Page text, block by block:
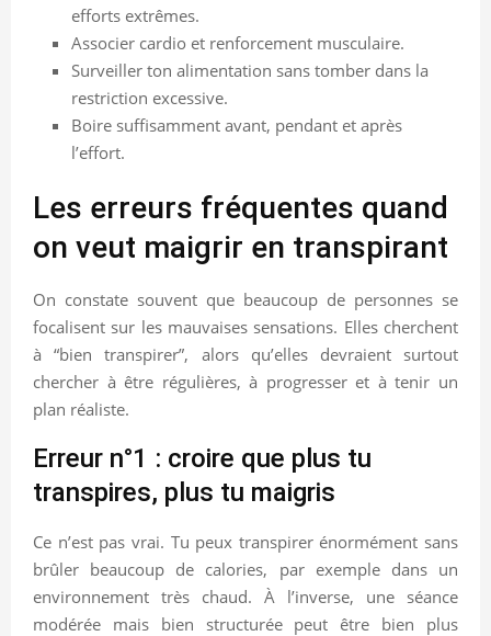
efforts extrêmes.
Associer cardio et renforcement musculaire.
Surveiller ton alimentation sans tomber dans la
restriction excessive.
Boire suffisamment avant, pendant et après
l’effort.
Les erreurs fréquentes quand
on veut maigrir en transpirant
On constate souvent que beaucoup de personnes se
focalisent sur les mauvaises sensations. Elles cherchent
à “bien transpirer”, alors qu’elles devraient surtout
chercher à être régulières, à progresser et à tenir un
plan réaliste.
Erreur n°1 : croire que plus tu
transpires, plus tu maigris
Ce n’est pas vrai. Tu peux transpirer énormément sans
brûler beaucoup de calories, par exemple dans un
environnement très chaud. À l’inverse, une séance
modérée mais bien structurée peut être bien plus